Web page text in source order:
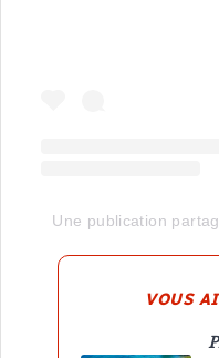
Une publication
VOUS